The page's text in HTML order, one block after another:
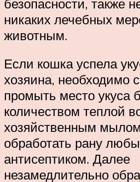
безопасности, также
никаких лечебных
животным.
Если кошка успела
хозяина, необходимо
промыть место укуса
количеством теплой
хозяйственным
обработать рану
антисептиком. Далее
незамедлительно